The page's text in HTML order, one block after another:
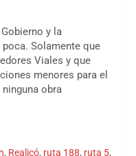
y la
Solamente que
Viales y que
menores para el
obra
, Realicó, ruta 188, ruta 5,